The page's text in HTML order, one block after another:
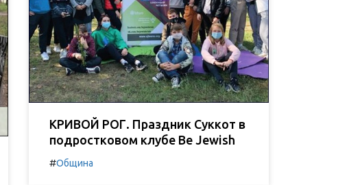
КРИВОЙ РОГ. Праздник Суккот в
подростковом клубе Be Jewish
#Община